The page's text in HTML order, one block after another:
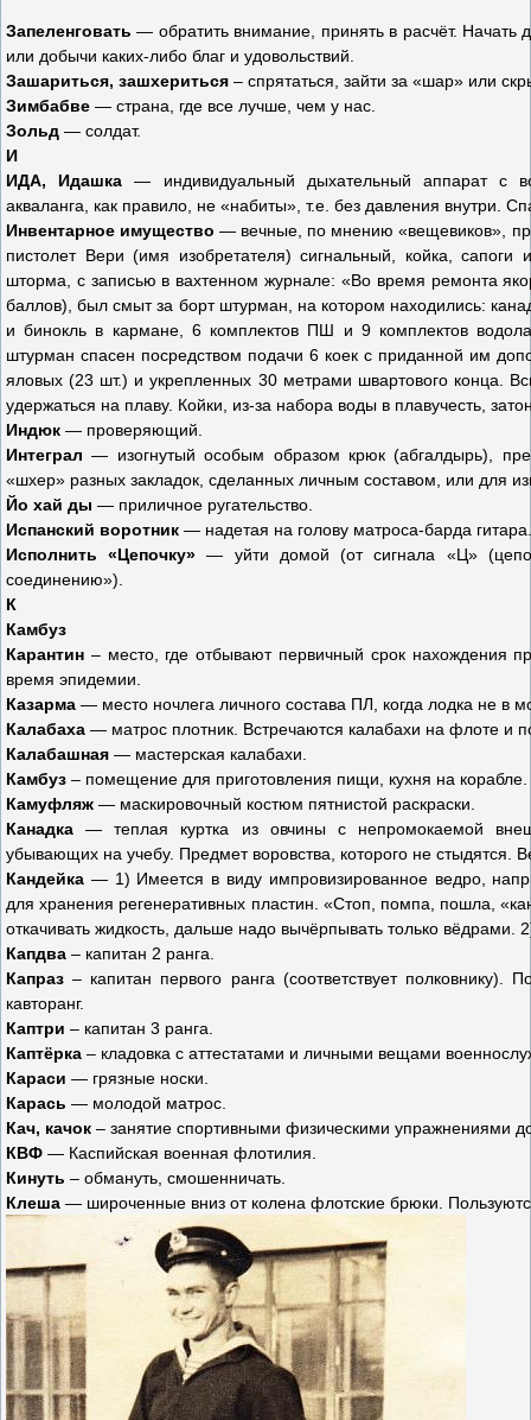
Запеленговать — обратить внимание, принять в расчёт. Начать
или добычи каких-либо благ и удовольствий.
Зашаpиться, зашхериться – спрятаться, зайти за «шар» или
Зимбабве — страна, где все лучше, чем у нас.
Зольд — солдат.
И
ИДА, Идашка — индивидуальный дыхательный аппарат с
акваланга, как правило, не «набиты», т.е. без давления внутри.
Инвентарное имущество — вечные, по мнению «вещевиков»,
пистолет Вери (имя изобретателя) сигнальный, койка,
шторма, с записью в вахтенном журнале: «Во время ремонта
баллов), был смыт за борт штурман, на котором находились:
и бинокль в кармане, 6 комплектов ПШ и 9 комплектов
штурман спасен посредством подачи 6 коек с приданной им
яловых (23 шт.) и укрепленных 30 метрами швартового конца.
удержаться на плаву. Койки, из-за набора воды в плавучесть,
Индюк — проверяющий.
Интеграл — изогнутый особым образом крюк (абгалдырь),
«шхер» разных закладок, сделанных личным составом, или для
Йо хай ды — приличное ругательство.
Испанский воротник — надетая на голову матроса-барда гитара.
Исполнить «Цепочку» — уйти домой (от сигнала «Ц»
соединению»).
К
Камбуз
Каpантин – место, где отбывают первичный срок нахождения
время эпидемии.
Казарма — место ночлега личного состава ПЛ, когда лодка не в
Калабаха — матрос плотник. Встречаются калабахи на флоте и
Калабашная — мастерская калабахи.
Камбуз – помещение для приготовления пищи, кухня на корабле.
Камуфляж — маскировочный костюм пятнистой раскраски.
Канадка — теплая куртка из овчины с непромокаемой
убывающих на учебу. Предмет воровства, которого не стыдятся.
Кандейка — 1) Имеется в виду импровизированное ведро,
для хранения регенеративных пластин. «Стоп, помпа, пошла,
откачивать жидкость, дальше надо вычёрпывать только
Капдва – капитан 2 ранга.
Капраз – капитан первого ранга (соответствует
кавторанг.
Каптри – капитан 3 ранга.
Каптёрка – кладовка с аттестатами и личными вещами
Караси — грязные носки.
Карась — молодой матрос.
Кач, качок – занятие спортивными физическими упражнениями
КВФ — Каспийская военная флотилия.
Кинуть – обмануть, смошенничать.
Клеша — широченные вниз от колена флотские брюки.